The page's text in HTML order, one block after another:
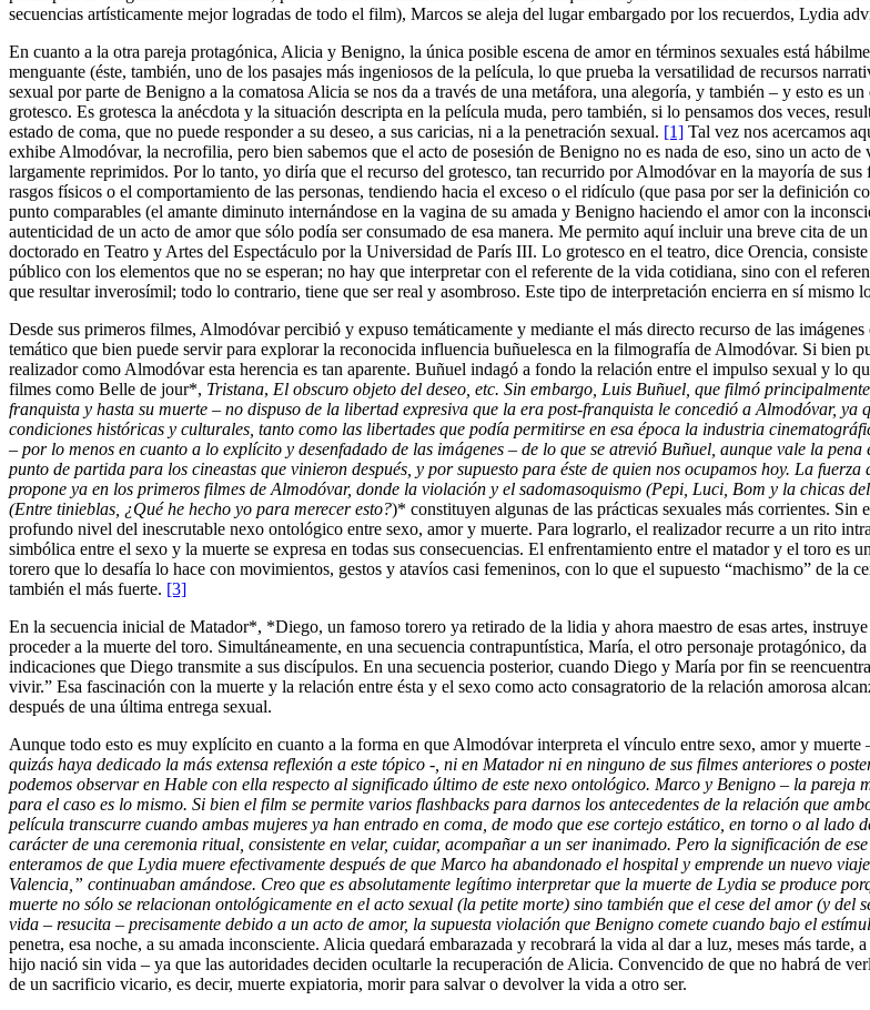
secuencias artísticamente mejor logradas de todo el film), Marcos se aleja del lugar embargado por los recuerdos, Lydia
En cuanto a la otra pareja protagónica, Alicia y Benigno, la única posible escena de amor en términos sexuales está
menguante (éste, también, uno de los pasajes más ingeniosos de la película, lo que prueba la versatilidad de recursos
sexual por parte de Benigno a la comatosa Alicia se nos da a través de una metáfora, una alegoría, y también – y esto es
grotesco. Es grotesca la anécdota y la situación descripta en la película muda, pero también, si lo pensamos dos veces,
estado de coma, que no puede responder a su deseo, a sus caricias, ni a la penetración sexual. [1] Tal vez nos acercamos
exhibe Almodóvar, la necrofilia, pero bien sabemos que el acto de posesión de Benigno no es nada de eso, sino un acto
largamente reprimidos. Por lo tanto, yo diría que el recurso del grotesco, tan recurrido por Almodóvar en la mayoría de
rasgos físicos o el comportamiento de las personas, tendiendo hacia el exceso o el ridículo (que pasa por ser la definición
punto comparables (el amante diminuto internándose en la vagina de su amada y Benigno haciendo el amor con la
autenticidad de un acto de amor que sólo podía ser consumado de esa manera. Me permito aquí incluir una breve cita de
doctorado en Teatro y Artes del Espectáculo por la Universidad de París III. Lo grotesco en el teatro, dice Orencia,
público con los elementos que no se esperan; no hay que interpretar con el referente de la vida cotidiana, sino con el
que resultar inverosímil; todo lo contrario, tiene que ser real y asombroso. Este tipo de interpretación encierra en sí
Desde sus primeros filmes, Almodóvar percibió y expuso temáticamente y mediante el más directo recurso de las
temático que bien puede servir para explorar la reconocida influencia buñuelesca en la filmografía de Almodóvar. Si bien
realizador como Almodóvar esta herencia es tan aparente. Buñuel indagó a fondo la relación entre el impulso sexual y lo
filmes como Belle de jour*, Tristana, El obscuro objeto del deseo, etc. Sin embargo, Luis Buñuel, que filmó
franquista y hasta su muerte – no dispuso de la libertad expresiva que la era post-franquista le concedió a Almodóvar,
condiciones históricas y culturales, tanto como las libertades que podía permitirse en esa época la industria
– por lo menos en cuanto a lo explícito y desenfadado de las imágenes – de lo que se atrevió Buñuel, aunque vale la
punto de partida para los cineastas que vinieron después, y por supuesto para éste de quien nos ocupamos hoy. La
propone ya en los primeros filmes de Almodóvar, donde la violación y el sadomasoquismo (Pepi, Luci, Bom y la chicas
(Entre tinieblas, ¿Qué he hecho yo para merecer esto?)* constituyen algunas de las prácticas sexuales más corrientes.
profundo nivel del inescrutable nexo ontológico entre sexo, amor y muerte. Para lograrlo, el realizador recurre a un rito
simbólica entre el sexo y la muerte se expresa en todas sus consecuencias. El enfrentamiento entre el matador y el toro
torero que lo desafía lo hace con movimientos, gestos y atavíos casi femeninos, con lo que el supuesto “machismo” de la
también el más fuerte. [3]
En la secuencia inicial de Matador*, *Diego, un famoso torero ya retirado de la lidia y ahora maestro de esas artes,
proceder a la muerte del toro. Simultáneamente, en una secuencia contrapuntística, María, el otro personaje protagónico,
indicaciones que Diego transmite a sus discípulos. En una secuencia posterior, cuando Diego y María por fin se
vivir.” Esa fascinación con la muerte y la relación entre ésta y el sexo como acto consagratorio de la relación amorosa
después de una última entrega sexual.
Aunque todo esto es muy explícito en cuanto a la forma en que Almodóvar interpreta el vínculo entre sexo, amor y muerte
quizás haya dedicado la más extensa reflexión a este tópico -, ni en Matador ni en ninguno de sus filmes anteriores o
podemos observar en Hable con ella respecto al significado último de este nexo ontológico. Marco y Benigno – la
para el caso es lo mismo. Si bien el film se permite varios flashbacks para darnos los antecedentes de la relación que
película transcurre cuando ambas mujeres ya han entrado en coma, de modo que ese cortejo estático, en torno o al
carácter de una ceremonia ritual, consistente en velar, cuidar, acompañar a un ser inanimado. Pero la significación de
enteramos de que Lydia muere efectivamente después de que Marco ha abandonado el hospital y emprende un nuevo
Valencia,” continuaban amándose. Creo que es absolutamente legítimo interpretar que la muerte de Lydia se produce
muerte no sólo se relacionan ontológicamente en el acto sexual (la petite morte) sino también que el cese del amor (y del
vida – resucita – precisamente debido a un acto de amor, la supuesta violación que Benigno comete cuando bajo el
penetra, esa noche, a su amada inconsciente. Alicia quedará embarazada y recobrará la vida al dar a luz, meses más
hijo nació sin vida – ya que las autoridades deciden ocultarle la recuperación de Alicia. Convencido de que no habrá de
de un sacrificio vicario, es decir, muerte expiatoria, morir para salvar o devolver la vida a otro ser.